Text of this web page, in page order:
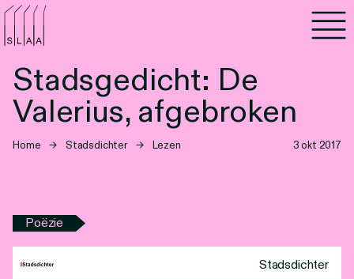
Stadsgedicht: De
Valerius, afgebroken
Home → Stadsdichter → Lezen 3 okt 2017
Poëzie
Stadsdichter
Agenda
Programma's
Lezen
Nieuwsbrief
Over SLAA